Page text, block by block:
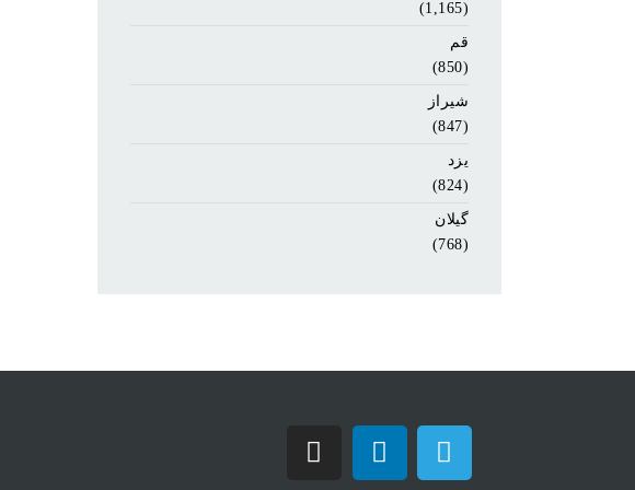
(1,165)
قم
(850)
شیراز
(847)
یزد
(824)
گیلان
(768)